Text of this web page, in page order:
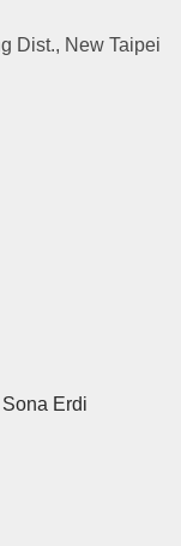
Dist., New Taipei
Erdi